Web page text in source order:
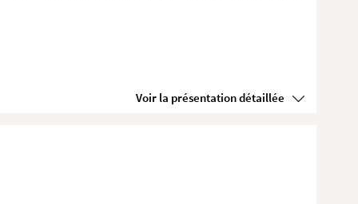
Voir la présentation détaillée